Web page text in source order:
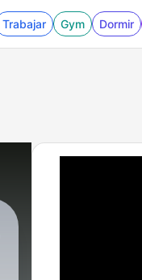
Trabajar Gym Dormir